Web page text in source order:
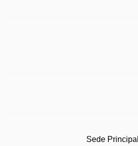
Sede Principal